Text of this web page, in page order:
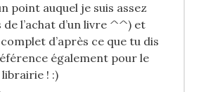
point auquel je suis assez
de l’achat d’un livre ^^) et
d’après ce que tu dis
également pour le
! :)